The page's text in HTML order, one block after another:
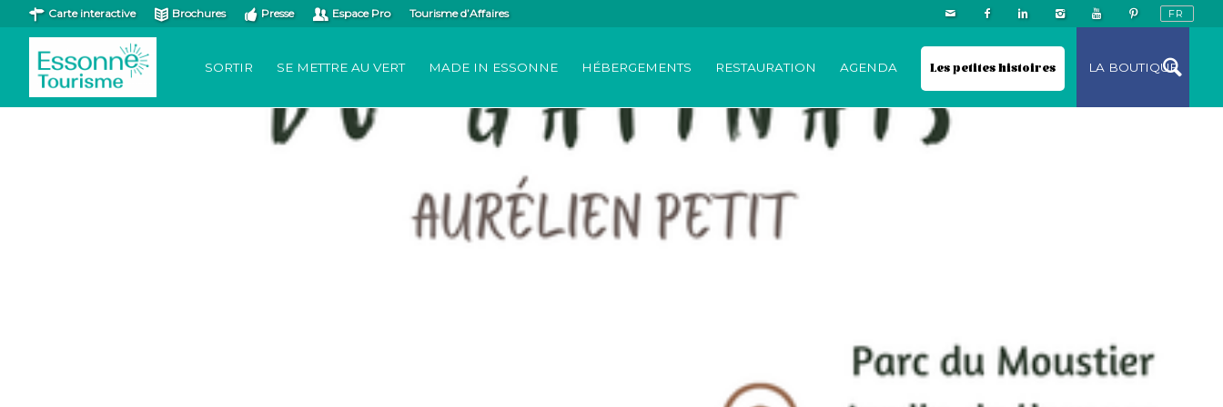
Carte interactive Brochures Presse Espace Pro Tourisme d’Affaires
SORTIR SE METTRE AU VERT MADE IN ESSONNE HÉBERGEMENTS RESTAURATION AGENDA Les petites histoires LA BOUTIQUE